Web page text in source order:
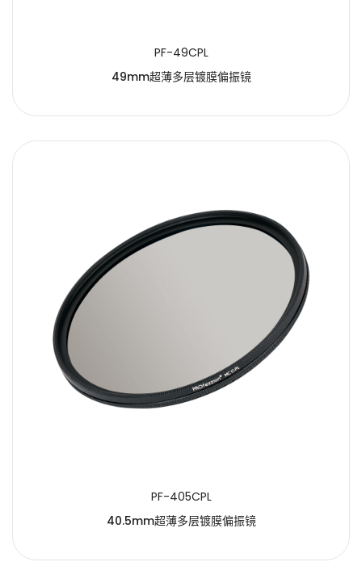
PF-49CPL
49mm超薄多层镀膜偏振镜
PF-405CPL
40.5mm超薄多层镀膜偏振镜